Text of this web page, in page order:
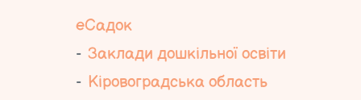
еСадок
Заклади дошкільної освіти
Кіровоградська область